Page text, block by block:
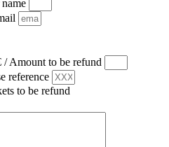
/ Amount to be refund
reference
to be refund